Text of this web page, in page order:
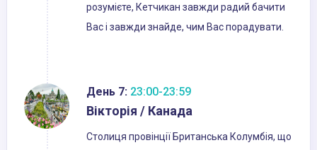
розумієте, Кетчикан завжди радий бачити
Вас і завжди знайде, чим Вас порадувати.
День 7: 23:00-23:59
Вікторія / Канада
Столиця провінції Британська Колумбія, що